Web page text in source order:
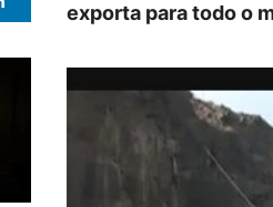
exporta para todo o